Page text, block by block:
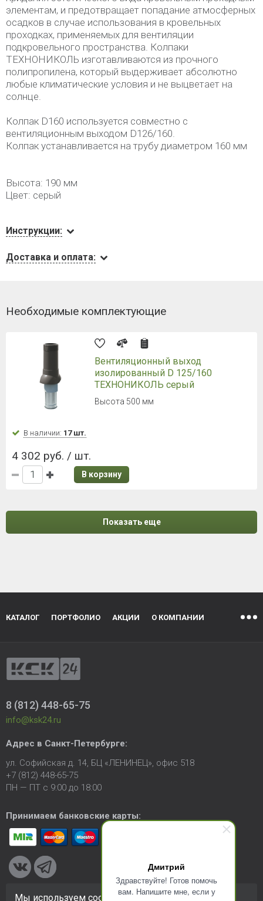
Дмитрий
Здравствуйте! Готов помочь
вам. Напишите мне, если у
элементам, и предотвращает попадание атмосферных
осадков в случае использования в кровельных
проходках, применяемых для вентиляции
подкровельного пространства. Колпаки
ТЕХНОНИКОЛЬ изготавливаются из прочного
полипропилена, который выдерживает абсолютно
любые климатические условия и не выцветает на
солнце.
Колпак D160 используется совместно с
вентиляционным выходом D126/160.
Колпак устанавливается на трубу диаметром 160 мм
Высота: 190 мм
Цвет: серый
Инструкции:
Доставка и оплата:
Необходимые комплектующие
Вентиляционный выход
изолированный D 125/160
ТЕХНОНИКОЛЬ серый
Высота 500 мм
В наличии: 17 шт.
4 302 руб. / шт.
В корзину
Показать еще
КАТАЛОГ ПОРТФОЛИО АКЦИИ О КОМПАНИИ
8 (812) 448-65-75
info@ksk24.ru
Адрес в Санкт-Петербурге:
ул. Софийская д. 14, БЦ «ЛЕНИНЕЦ», офис 518
+7 (812) 448-65-75
ПН — ПТ с 9:00 до 18:00
Принимаем банковские карты:
Мы используем cookie-файлы для улучшения